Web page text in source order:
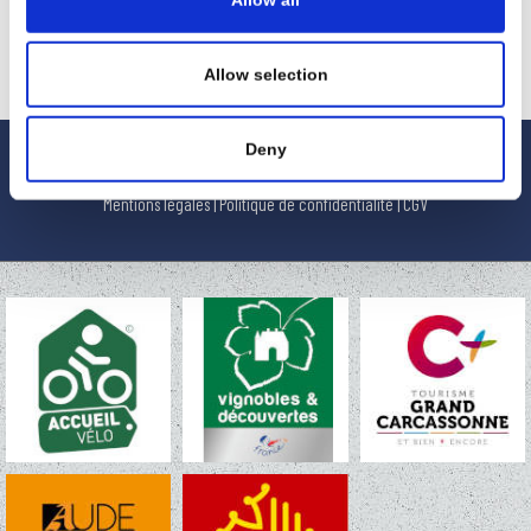
Allow selection
Deny
d'oxygène le long du canal du midi.
© 2024 La Résidence du Château de Jouarres
Mentions légales|Politique de confidentialité|CGV